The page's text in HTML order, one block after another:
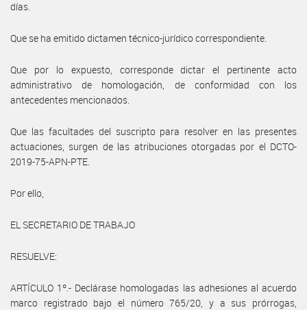
días.
Que se ha emitido dictamen técnico-jurídico correspondiente.
Que por lo expuesto, corresponde dictar el pertinente acto
administrativo de homologación, de conformidad con los
antecedentes mencionados.
Que las facultades del suscripto para resolver en las presentes
actuaciones, surgen de las atribuciones otorgadas por el DCTO-
2019-75-APN-PTE.
Por ello,
EL SECRETARIO DE TRABAJO
RESUELVE:
ARTÍCULO 1º.- Declárase homologadas las adhesiones al acuerdo
marco registrado bajo el número 765/20, y a sus prórrogas,